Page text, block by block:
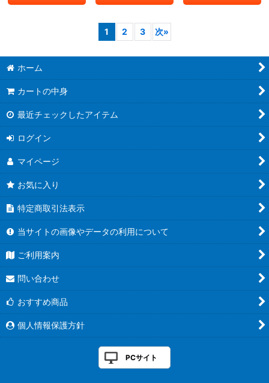
1 2 3 次»
ホーム
カートの中身
最近チェックしたアイテム
ログイン
マイページ
お気に入り
特定商取引法表示
当サイトの画像やデータの利用について
ご利用案内
問い合わせ
おすすめ商品
個人情報保護方針
PCサイト